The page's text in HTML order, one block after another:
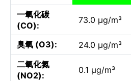
一氧化碳
(CO):
73.0 µg/m³
臭氧 (O3):
24.0 µg/m³
二氧化氮
(NO2):
0.1 µg/m³